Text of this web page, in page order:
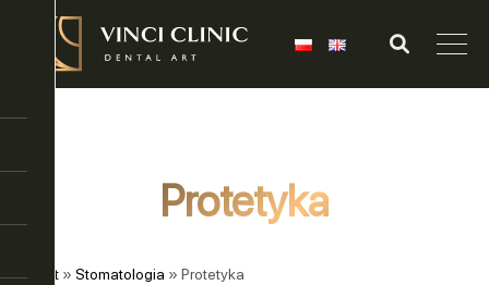
Protetyka
Start » Stomatologia » Protetyka